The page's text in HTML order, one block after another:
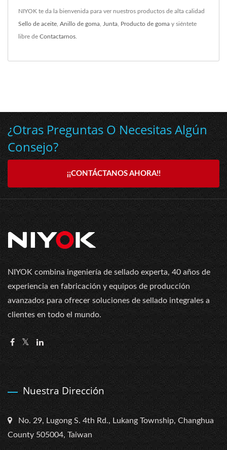
NIYOK te da la bienvenida para ver nuestros productos de alta calidad
Sello de aceite Anillo de goma Junta Producto de goma y siéntete
libre de Contactarnos
¿Otras Preguntas O Necesitas Algún
Consejo?
¡¡CONTÁCTANOS AHORA!!
NIYOK combina ingeniería de sellado experta, 40 años de
experiencia en fabricación y equipos de producción
avanzados para ofrecer soluciones de sellado integrales a
clientes en todo el mundo.
Nuestra Dirección
No. 29, Lugong S. 4th Rd., Lukang Township, Changhua
County 505004, Taiwan